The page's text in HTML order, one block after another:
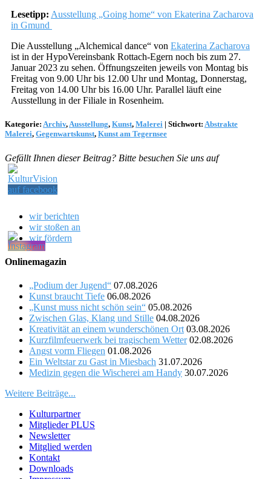
Lesetipp: Ausstellung „Going home“ von Ekaterina Zacharova
in Gmund
Die Ausstellung „Alchemical dance“ von Ekaterina Zacharova
ist in der HypoVereinsbank Rottach-Egern noch bis zum 27.
Januar 2023 zu sehen. Öffnungszeiten jeweils von Montag bis
Freitag von 9.00 Uhr bis 12.00 Uhr und Montag, Donnerstag,
Freitag von 14.00 Uhr bis 16.00 Uhr. Parallel läuft eine
Ausstellung in der Filiale in Rosenheim.
Kategorie: Archiv,Ausstellung, Kunst, Malerei | Stichwort: Abstrakte
Malerei, Gegenwartskunst, Kunst am Tegernsee
Gefällt Ihnen dieser Beitrag? Bitte besuchen Sie uns auf
wir berichten
wir stoßen an
wir fördern
Onlinemagazin
„Podium der Jugend“ 07.08.2026
Kunst braucht Tiefe 06.08.2026
„Kunst muss nicht schön sein“ 05.08.2026
Zwischen Glas, Klang und Stille 04.08.2026
Kreativität an einem wunderschönen Ort 03.08.2026
Kurzfilmfeuerwerk bei tragischem Wetter 02.08.2026
Angst vorm Fliegen 01.08.2026
Ein Weltstar zu Gast in Miesbach 31.07.2026
Medizin gegen die Wischerei am Handy 30.07.2026
Weitere Beiträge...
Kulturpartner
Mitglieder PLUS
Newsletter
Mitglied werden
Kontakt
Downloads